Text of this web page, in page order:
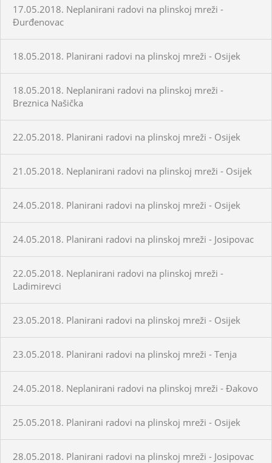
17.05.2018. Neplanirani radovi na plinskoj mreži -
Đurđenovac
18.05.2018. Planirani radovi na plinskoj mreži - Osijek
18.05.2018. Neplanirani radovi na plinskoj mreži -
Breznica Našička
22.05.2018. Planirani radovi na plinskoj mreži - Osijek
21.05.2018. Neplanirani radovi na plinskoj mreži - Osijek
24.05.2018. Planirani radovi na plinskoj mreži - Osijek
24.05.2018. Planirani radovi na plinskoj mreži - Josipovac
22.05.2018. Neplanirani radovi na plinskoj mreži -
Ladimirevci
23.05.2018. Planirani radovi na plinskoj mreži - Osijek
23.05.2018. Planirani radovi na plinskoj mreži - Tenja
24.05.2018. Neplanirani radovi na plinskoj mreži - Đakovo
25.05.2018. Planirani radovi na plinskoj mreži - Osijek
28.05.2018. Planirani radovi na plinskoj mreži - Josipovac